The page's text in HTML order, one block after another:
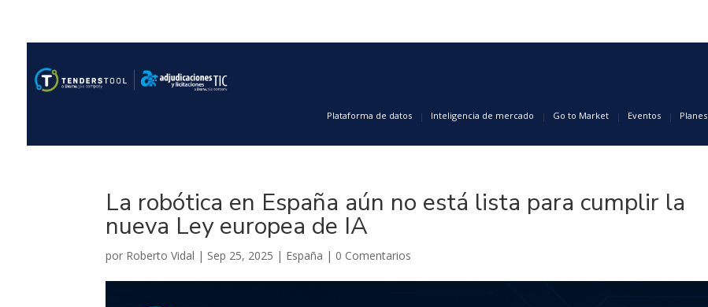
Plataforma de datos Inteligencia de mercado Go to Market Eventos Planes
La robótica en España aún no está lista para cumplir la
nueva Ley europea de IA
por Roberto Vidal | Sep 25, 2025 | España | 0 Comentarios